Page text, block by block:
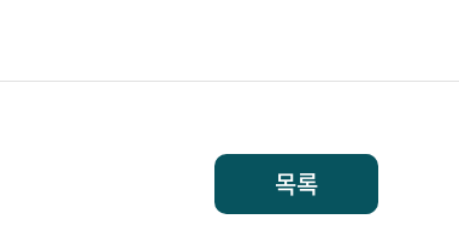
목록